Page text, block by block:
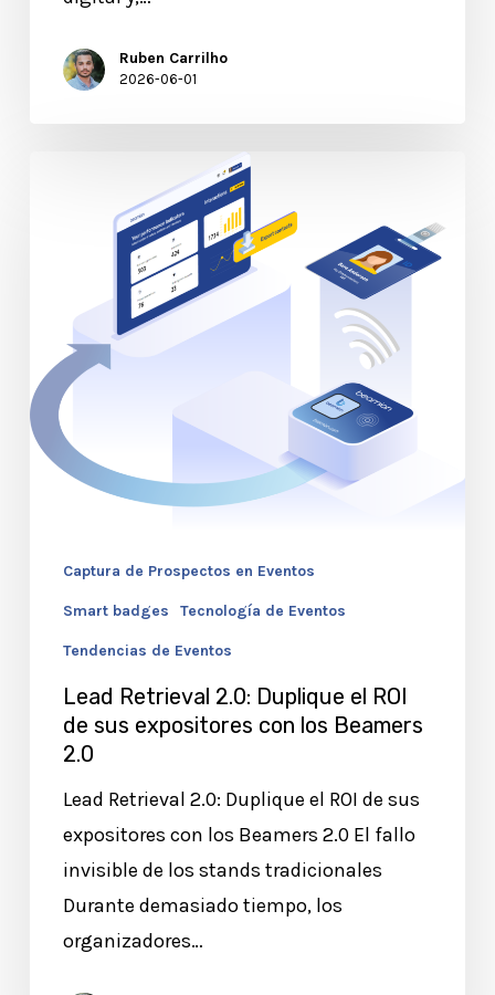
Ruben Carrilho
2026-06-01
de
sus
expositores
Captura de Prospectos en Eventos
Smart badges Tecnología de Eventos
Tendencias de Eventos
Lead Retrieval 2.0: Duplique el ROI
de sus expositores con los Beamers
2.0
Lead Retrieval 2.0: Duplique el ROI de sus
expositores con los Beamers 2.0 El fallo
invisible de los stands tradicionales
Durante demasiado tiempo, los
organizadores…